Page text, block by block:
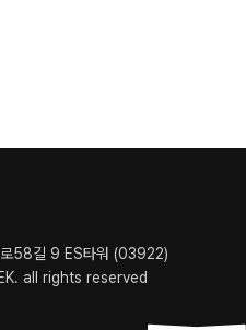
로58길 9 ES타워 (03922)
all rights reserved